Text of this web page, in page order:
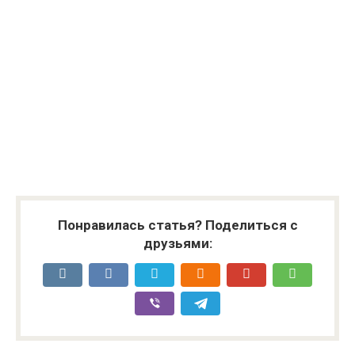
Понравилась статья? Поделиться с
друзьями: